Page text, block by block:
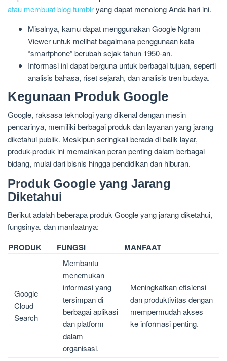
atau membuat blog tumblryang dapat menolong Anda hari ini.
Misalnya, kamu dapat menggunakan Google Ngram
Viewer untuk melihat bagaimana penggunaan kata
“smartphone” berubah sejak tahun 1950-an.
Informasi ini dapat berguna untuk berbagai tujuan, seperti
analisis bahasa, riset sejarah, dan analisis tren budaya.
Kegunaan Produk Google
Google, raksasa teknologi yang dikenal dengan mesin
pencarinya, memiliki berbagai produk dan layanan yang jarang
diketahui publik. Meskipun seringkali berada di balik layar,
produk-produk ini memainkan peran penting dalam berbagai
bidang, mulai dari bisnis hingga pendidikan dan hiburan.
Produk Google yang Jarang
Diketahui
Berikut adalah beberapa produk Google yang jarang diketahui,
fungsinya, dan manfaatnya:
PRODUK FUNGSI MANFAAT
Google
Cloud
Search
Membantu
menemukan
informasi yang
tersimpan di
berbagai aplikasi
dan platform
dalam
organisasi.
Meningkatkan efisiensi
dan produktivitas dengan
mempermudah akses
ke informasi penting.